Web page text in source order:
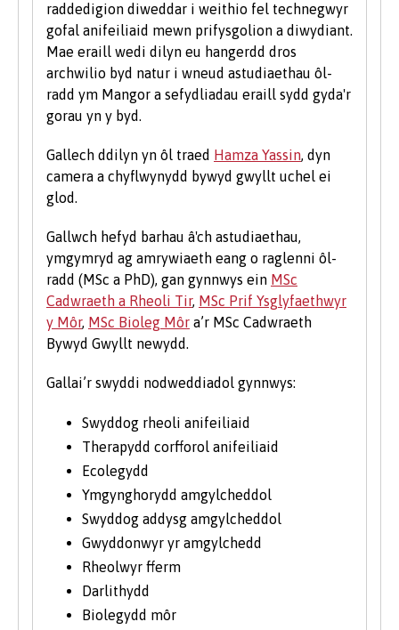
Rydym yn derbyn myfyrwyr â phob math o
gymwysterau, profiadau a chefndiroedd ac yn
ystyried pob cais yn unigol. Fel rhan o bolisi’r
Brifysgol, rydym yn ystyried ceisiadau gan
ddarpar fyfyrwyr anabl ar yr un sail â phob
myfyriwr arall.
Rydym hefyd yn ystyried ceisiadau gan
ddysgwyr hŷn sydd â chymwysterau ansafonol
a/neu brofiad gwaith a all ddangos y
cymhelliant a'r ymrwymiad i astudio ar raglen
prifysgol. Rydym yn cofrestru nifer sylweddol o
fyfyrwyr hŷn bob blwyddyn. I gael rhagor o
wybodaeth am astudio fel myfyriwr hŷn, ewch
i’n hadran Astudio ym Mangor ar y wefan.
raddedigion diweddar i weithio fel technegwyr
gofal anifeiliaid mewn prifysgolion a diwydiant.
Mae eraill wedi dilyn eu hangerdd dros
archwilio byd natur i wneud astudiaethau ôl-
radd ym Mangor a sefydliadau eraill sydd gyda'r
gorau yn y byd.
Gallech ddilyn yn ôl traed Hamza Yassin, dyn
camera a chyflwynydd bywyd gwyllt uchel ei
glod.
Gallwch hefyd barhau â'ch astudiaethau,
ymgymryd ag amrywiaeth eang o raglenni ôl-
radd (MSc a PhD), gan gynnwys ein MSc
Cadwraeth a Rheoli Tir, MSc Prif Ysglyfaethwyr
y Môr, MSc Bioleg Môr a’r MSc Cadwraeth
Bywyd Gwyllt newydd.
Gallai’r swyddi nodweddiadol gynnwys:
Swyddog rheoli anifeiliaid
Therapydd corfforol anifeiliaid
Ecolegydd
Ymgynghorydd amgylcheddol
Swyddog addysg amgylcheddol
Gwyddonwyr yr amgylchedd
Rheolwyr fferm
Darlithydd
Biolegydd môr